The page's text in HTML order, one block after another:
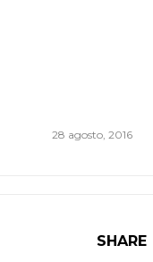
28 agosto, 2016
SHARE